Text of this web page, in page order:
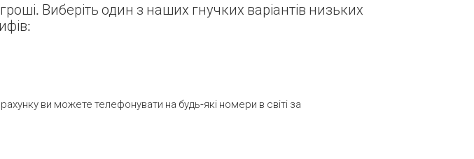
Виберіть один з наших гнучких варіантів низьких
ви можете телефонувати на будь-які номери в світі за